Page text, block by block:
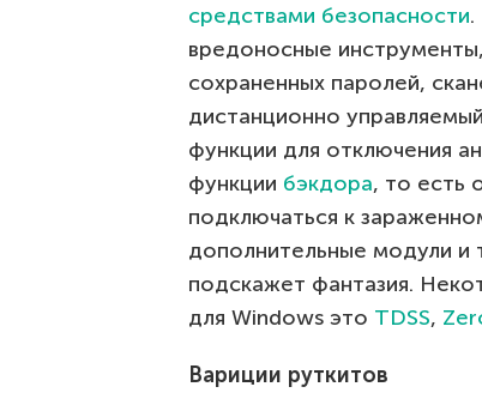
средствами безопасности.
вредоносные
сохраненных паролей,
дистанционно
функции для отключения
функции бэкдора, то есть
подключаться к
дополнительные модули и
подскажет фантазия.
для Windows это TDSS,
Вариции руткитов